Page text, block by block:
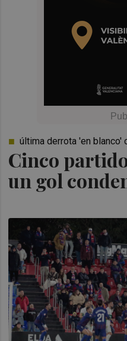
Cinco
un gol
última derrota 'en blanco'